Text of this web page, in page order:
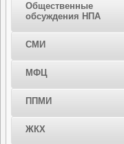
Общественные
обсуждения НПА
СМИ
МФЦ
ППМИ
ЖКХ